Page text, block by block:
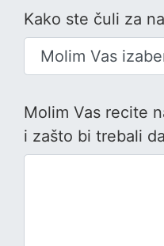
Kako ste čuli za
Molim Vas recite
i zašto bi trebali